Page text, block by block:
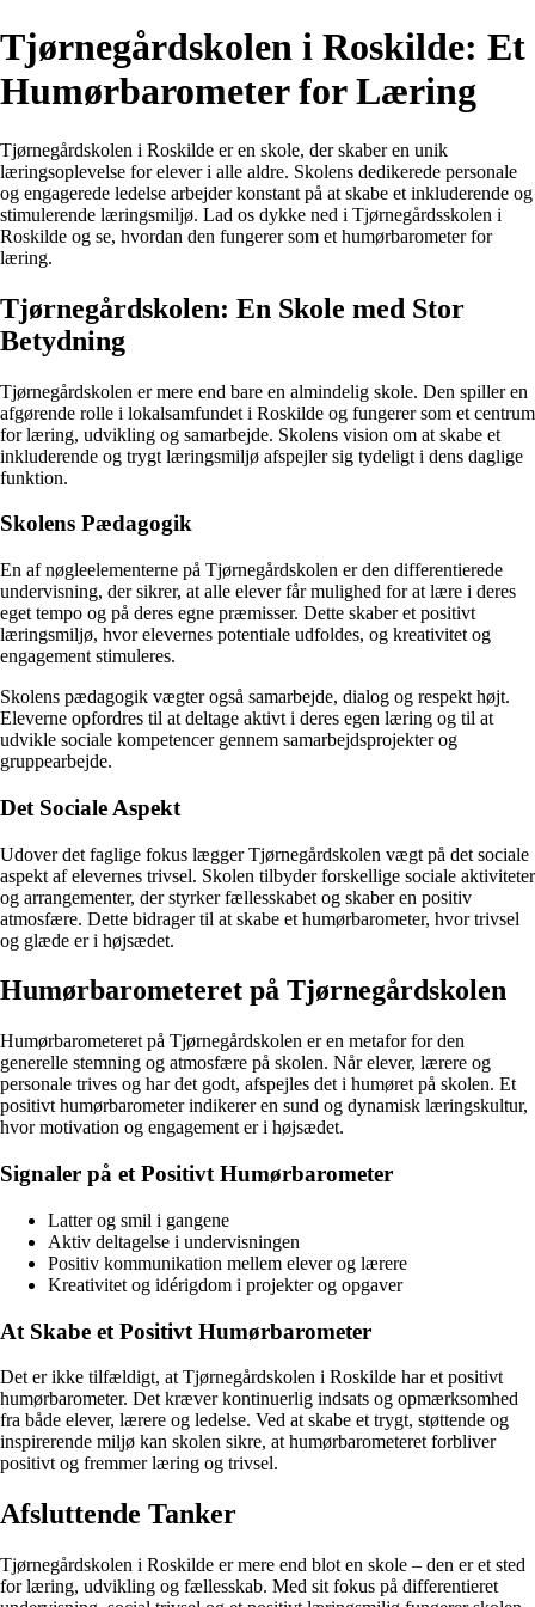
Tjørnegårdskolen i Roskilde: Et
Humørbarometer for Læring
Tjørnegårdskolen i Roskilde er en skole, der skaber en unik
læringsoplevelse for elever i alle aldre. Skolens dedikerede personale
og engagerede ledelse arbejder konstant på at skabe et inkluderende og
stimulerende læringsmiljø. Lad os dykke ned i Tjørnegårdsskolen i
Roskilde og se, hvordan den fungerer som et humørbarometer for
læring.
Tjørnegårdskolen: En Skole med Stor
Betydning
Tjørnegårdskolen er mere end bare en almindelig skole. Den spiller en
afgørende rolle i lokalsamfundet i Roskilde og fungerer som et centrum
for læring, udvikling og samarbejde. Skolens vision om at skabe et
inkluderende og trygt læringsmiljø afspejler sig tydeligt i dens daglige
funktion.
Skolens Pædagogik
En af nøgleelementerne på Tjørnegårdskolen er den differentierede
undervisning, der sikrer, at alle elever får mulighed for at lære i deres
eget tempo og på deres egne præmisser. Dette skaber et positivt
læringsmiljø, hvor elevernes potentiale udfoldes, og kreativitet og
engagement stimuleres.
Skolens pædagogik vægter også samarbejde, dialog og respekt højt.
Eleverne opfordres til at deltage aktivt i deres egen læring og til at
udvikle sociale kompetencer gennem samarbejdsprojekter og
gruppearbejde.
Det Sociale Aspekt
Udover det faglige fokus lægger Tjørnegårdskolen vægt på det sociale
aspekt af elevernes trivsel. Skolen tilbyder forskellige sociale aktiviteter
og arrangementer, der styrker fællesskabet og skaber en positiv
atmosfære. Dette bidrager til at skabe et humørbarometer, hvor trivsel
og glæde er i højsædet.
Humørbarometeret på Tjørnegårdskolen
Humørbarometeret på Tjørnegårdskolen er en metafor for den
generelle stemning og atmosfære på skolen. Når elever, lærere og
personale trives og har det godt, afspejles det i humøret på skolen. Et
positivt humørbarometer indikerer en sund og dynamisk læringskultur,
hvor motivation og engagement er i højsædet.
Signaler på et Positivt Humørbarometer
Latter og smil i gangene
Aktiv deltagelse i undervisningen
Positiv kommunikation mellem elever og lærere
Kreativitet og idérigdom i projekter og opgaver
At Skabe et Positivt Humørbarometer
Det er ikke tilfældigt, at Tjørnegårdskolen i Roskilde har et positivt
humørbarometer. Det kræver kontinuerlig indsats og opmærksomhed
fra både elever, lærere og ledelse. Ved at skabe et trygt, støttende og
inspirerende miljø kan skolen sikre, at humørbarometeret forbliver
positivt og fremmer læring og trivsel.
Afsluttende Tanker
Tjørnegårdskolen i Roskilde er mere end blot en skole – den er et sted
for læring, udvikling og fællesskab. Med sit fokus på differentieret